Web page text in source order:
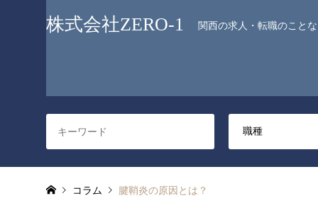
株式会社ZERO-1 関西の求人・転職のこと
コラム 腱鞘炎の原因とは？